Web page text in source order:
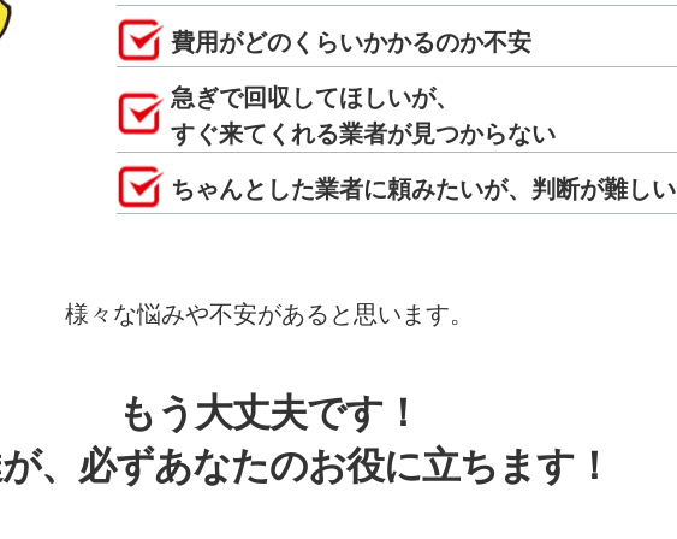
費用がどのくらいかかるのか不安
急ぎで回収してほしいが、
すぐ来てくれる業者が見つからない
ちゃんとした業者に頼みたいが、判断が難しい
様々な悩みや不安があると思います。
もう大丈夫です！
、必ずあなたのお役に立ちます！